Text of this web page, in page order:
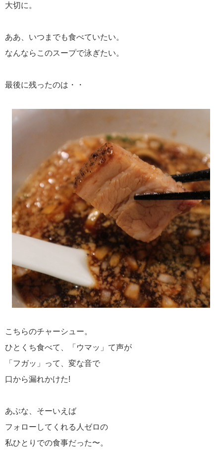
大切に。
ああ、いつまでも食べていたい。
なんならこのスープで泳ぎたい。
最後に残ったのは・・
こちらのチャーシュー。
ひとくち食べて、「ウマッ」て声が
「フガッ」って、変な音で
口から漏れかけた!
あぶな、そーいえば
フォローしてくれる人ゼロの
私ひとりでの食事だった〜。